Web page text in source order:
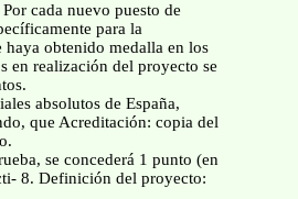
cada nuevo puesto de
para la
haya obtenido medalla en los
en realización del proyecto se
absolutos de España,
que Acreditación: copia del
se concederá 1 punto (en
8. Definición del proyecto: